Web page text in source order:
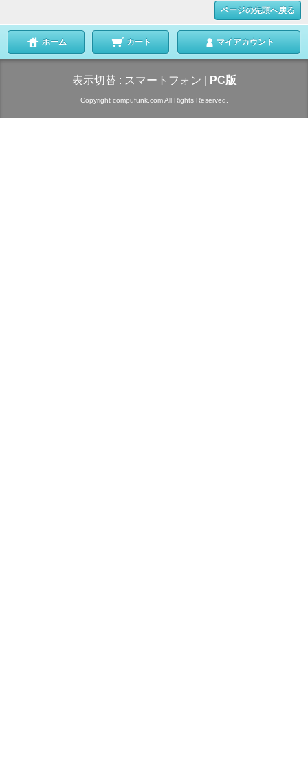
ページの先頭へ戻る
ホーム カート マイアカウント
表示切替 : スマートフォン PC版
Copyright compufunk.com All Rights Reserved.